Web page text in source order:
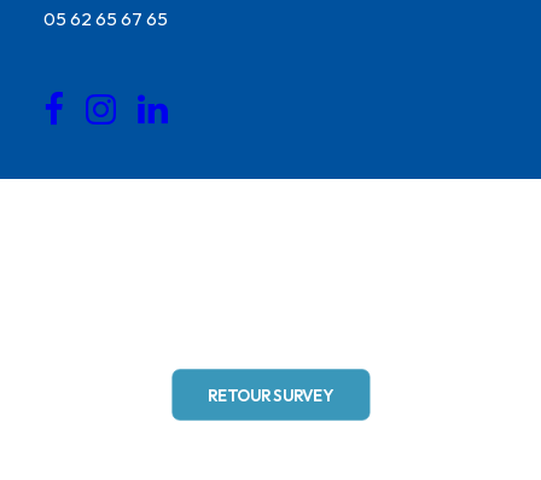
05 62 65 67 65
Vérification de compatiblité survey
RETOUR SURVEY